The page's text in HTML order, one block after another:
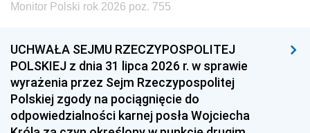
1996 1995 1994
1993 1992 1991
1990 1989
1987 1986 1985
Monitor Polski rok 2026 poz. 755
UCHWAŁA SEJMU RZECZYPOSPOLITEJ
POLSKIEJ z dnia 31 lipca 2026 r. w sprawie
wyrażenia przez Sejm Rzeczypospolitej
Polskiej zgody na pociągnięcie do
odpowiedzialności karnej posła Wojciecha